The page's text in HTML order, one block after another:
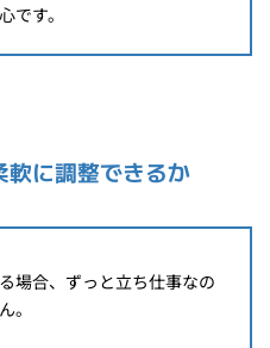
です。
軟に調整できるか
場合、ずっと立ち仕事なの
。